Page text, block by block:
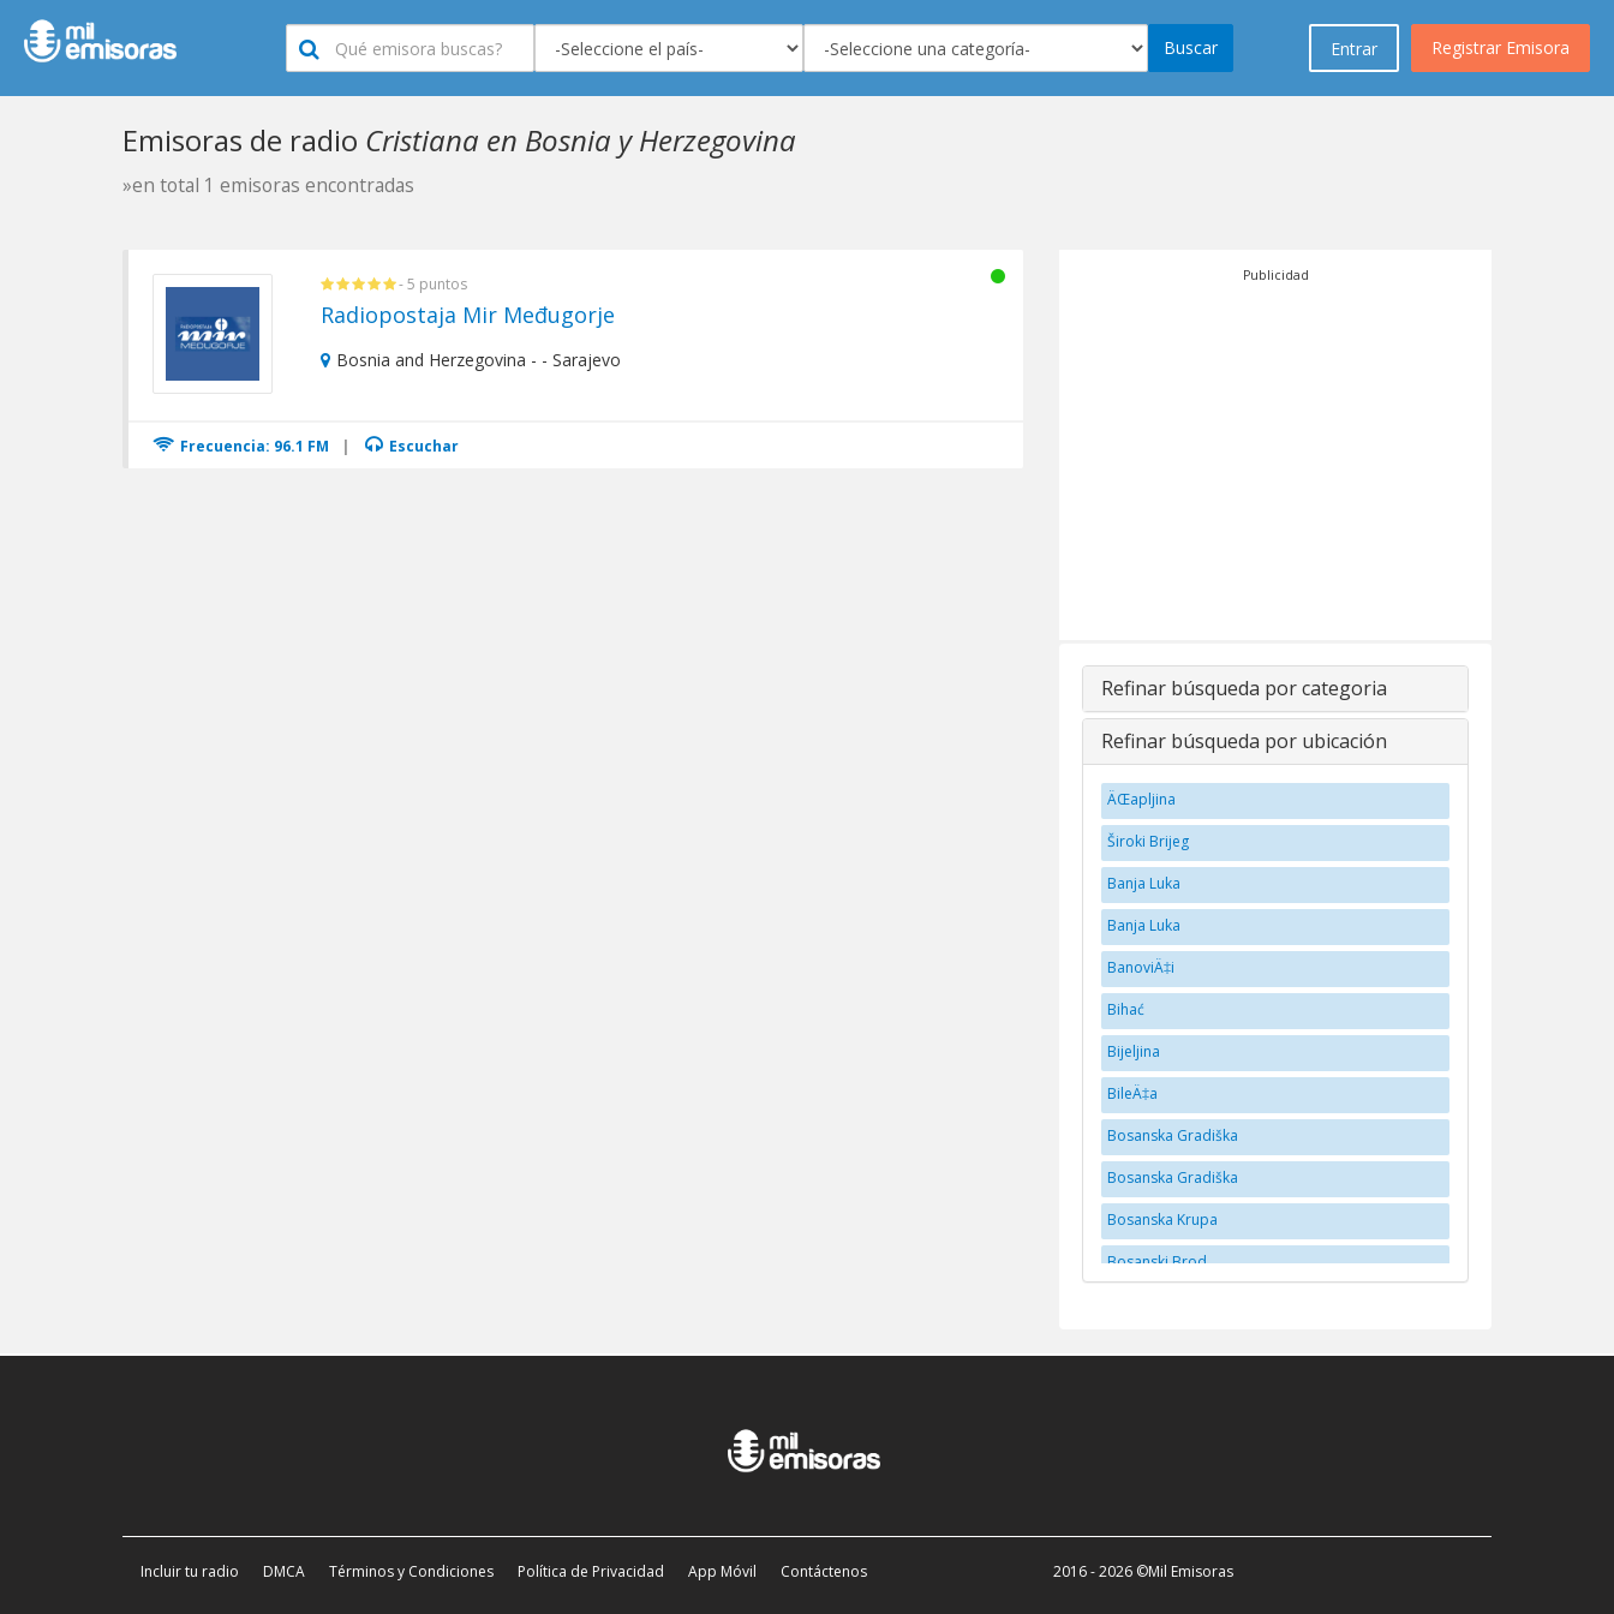
Registrar Emisora
Entrar
Buscar
Emisoras de radio Cristiana en Bosnia y Herzegovina
»en total 1 emisoras encontradas
- 5 puntos
Radiopostaja Mir Međugorje
Bosnia and Herzegovina - - Sarajevo
Frecuencia: 96.1 FM | Escuchar
Publicidad
Refinar búsqueda por categoria
Refinar búsqueda por ubicación
ÄŒapljina
Široki Brijeg
Banja Luka
Banja Luka
BanoviÄ‡i
Bihać
Bijeljina
BileÄ‡a
Bosanska Gradiška
Bosanska Gradiška
Bosanska Krupa
Bosanski Brod
Incluir tu radio DMCA Términos y Condiciones Política de Privacidad App Móvil Contáctenos 2016 - 2026 ©Mil Emisoras